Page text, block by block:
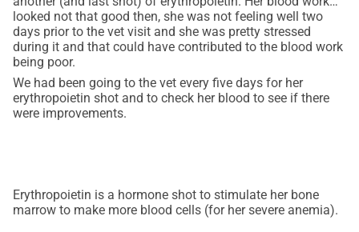
de bine. Începând de săptămâna trecută, abdomenul ei a
început să crească alarmant. Astăzi, am dus-o la o altă
clinică veterinară (mai bine echipată). Această nouă clinică
veterinară a fost mai atentă la bunăstarea ei. Am efectuat
analize de sânge mai amănunțite și un ecograf abdominal.
Ecograful a arătat că avea o masă mare și lichid (ascită) în
acesteia. Mai avem nevoie de analize extinse și tot felul de
tratamente, în funcție de rezultatele care urmează să vină.
looked not that good then, she was not feeling well two
days prior to the vet visit and she was pretty stressed
during it and that could have contributed to the blood work
being poor.
We had been going to the vet every five days for her
erythropoietin shot and to check her blood to see if there
were improvements.
Erythropoietin is a hormone shot to stimulate her bone
marrow to make more blood cells (for her severe anemia).